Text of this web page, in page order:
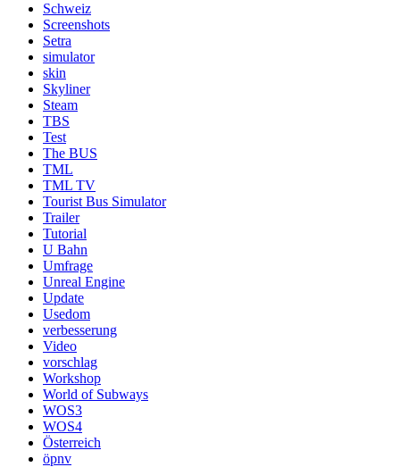
Schweiz
Screenshots
Setra
simulator
skin
Skyliner
Steam
TBS
Test
The BUS
TML
TML TV
Tourist Bus Simulator
Trailer
Tutorial
U Bahn
Umfrage
Unreal Engine
Update
Usedom
verbesserung
Video
vorschlag
Workshop
World of Subways
WOS3
WOS4
Österreich
öpnv